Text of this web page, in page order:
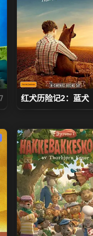
红犬历险记2：蓝犬